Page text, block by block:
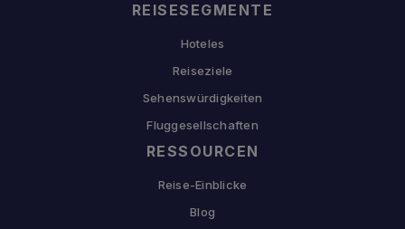
REISESEGMENTE
Hoteles
Reiseziele
Sehenswürdigkeiten
Fluggesellschaften
RESSOURCEN
Reise-Einblicke
Blog